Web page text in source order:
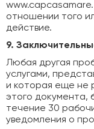
www.capcasamare.
отношении того
действие.
9.
Любая другая
услугами,
и которая еще не
этого документа,
течение 30
уведомления о